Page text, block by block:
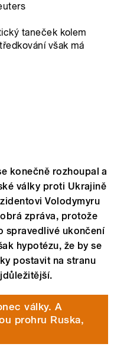
taneček kolem
však má
konečně rozhoupal a
války proti Ukrajině
Volodymyru
zpráva, protože
spravedlivé ukončení
hypotézu, že by se
postavit na stranu
války. A
prohru Ruska,